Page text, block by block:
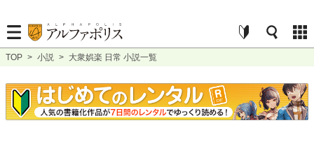
TOP > 小説 > 大衆娯楽 日常 小説一覧